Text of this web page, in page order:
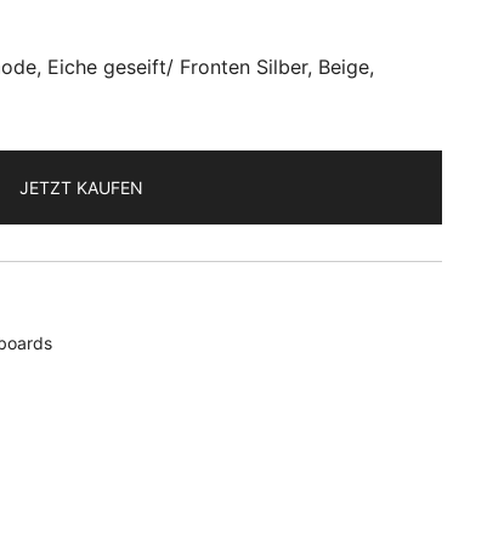
Eiche geseift/ Fronten Silber, Beige,
JETZT KAUFEN